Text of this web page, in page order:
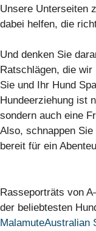
Unsere Unterseiten
dabei helfen, die
Und denken Sie
Ratschlägen, die
Sie und Ihr Hund
Hundeerziehung ist
sondern auch eine
Also, schnappen
bereit für ein
Rasseporträts von
der beliebtesten
MalamuteAustralian